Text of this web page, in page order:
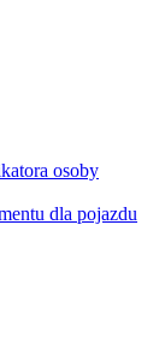
osoby
dla pojazdu